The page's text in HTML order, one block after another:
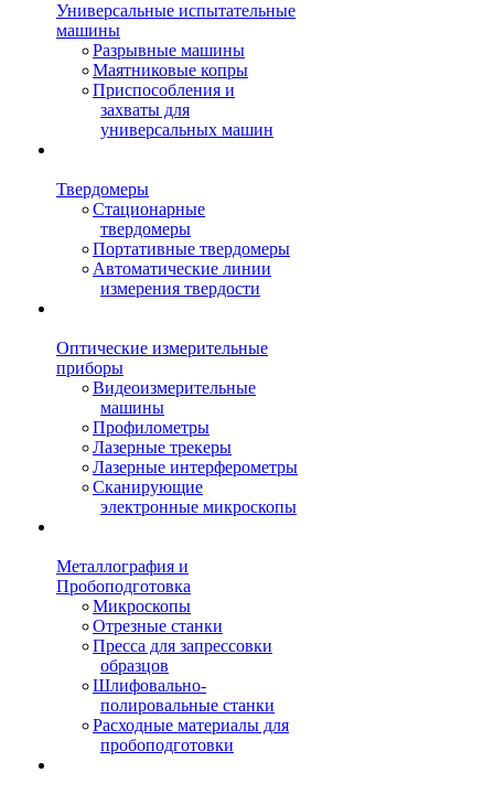
Универсальные испытательные
машины
Разрывные машины
Маятниковые копры
Приспособления и
захваты для
универсальных машин
Твердомеры
Стационарные
твердомеры
Портативные твердомеры
Автоматические линии
измерения твердости
Оптические измерительные
приборы
Видеоизмерительные
машины
Профилометры
Лазерные трекеры
Лазерные интерферометры
Сканирующие
электронные микроскопы
Металлография и
Пробоподготовка
Микроскопы
Отрезные станки
Пресса для запрессовки
образцов
Шлифовально-
полировальные станки
Расходные материалы для
пробоподготовки